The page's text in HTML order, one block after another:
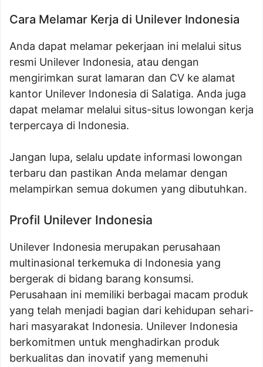
Cara Melamar Kerja di Unilever Indonesia
Anda dapat melamar pekerjaan ini melalui situs
resmi Unilever Indonesia, atau dengan
mengirimkan surat lamaran dan CV ke alamat
kantor Unilever Indonesia di Salatiga. Anda juga
dapat melamar melalui situs-situs lowongan kerja
terpercaya di Indonesia.
Jangan lupa, selalu update informasi lowongan
terbaru dan pastikan Anda melamar dengan
melampirkan semua dokumen yang dibutuhkan.
Profil Unilever Indonesia
Unilever Indonesia merupakan perusahaan
multinasional terkemuka di Indonesia yang
bergerak di bidang barang konsumsi.
Perusahaan ini memiliki berbagai macam produk
yang telah menjadi bagian dari kehidupan sehari-
hari masyarakat Indonesia. Unilever Indonesia
berkomitmen untuk menghadirkan produk
berkualitas dan inovatif yang memenuhi